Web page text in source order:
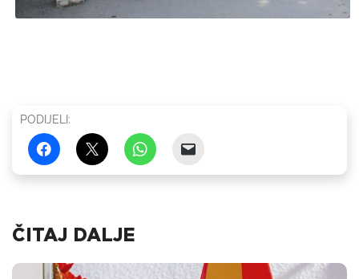
PODIJELI:
ČITAJ DALJE